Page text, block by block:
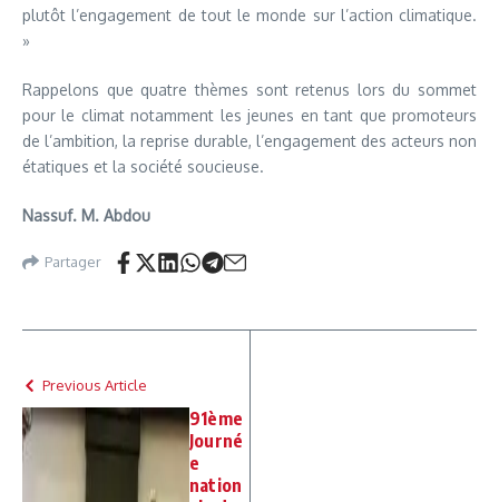
plutôt l’engagement de tout le monde sur l’action climatique.
»
Rappelons que quatre thèmes sont retenus lors du sommet
pour le climat notamment les jeunes en tant que promoteurs
de l’ambition, la reprise durable, l’engagement des acteurs non
étatiques et la société soucieuse.
Nassuf. M. Abdou
Partager
Previous Article
91ème
Journé
e
nation